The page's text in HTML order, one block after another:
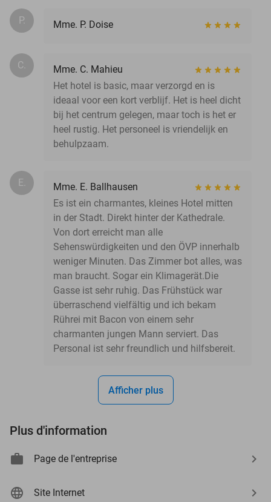
P. Mme. P. Doise
C.
Mme. C. Mahieu
Het hotel is basic, maar verzorgd en is
ideaal voor een kort verblijf. Het is heel dicht
bij het centrum gelegen, maar toch is het er
heel rustig. Het personeel is vriendelijk en
behulpzaam.
E.
Mme. E. Ballhausen
Es ist ein charmantes, kleines Hotel mitten
in der Stadt. Direkt hinter der Kathedrale.
Von dort erreicht man alle
Sehenswürdigkeiten und den ÖVP innerhalb
weniger Minuten. Das Zimmer bot alles, was
man braucht. Sogar ein Klimagerät.Die
Gasse ist sehr ruhig. Das Frühstück war
überraschend vielfältig und ich bekam
Rührei mit Bacon von einem sehr
charmanten jungen Mann serviert. Das
Personal ist sehr freundlich und hilfsbereit.
Afficher plus
Plus d'information
Page de l'entreprise
Site Internet